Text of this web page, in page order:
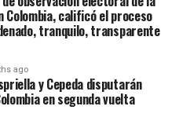
dosis para Latinoamérica
aborto
geológicos en el país.
del Ruiz son
volcánica; cuando se
en 1989, más de 2300
del volcán
Colombia, calificó el proceso
tranquilo, transparente
ago
y Cepeda disputarán
en segunda vuelta